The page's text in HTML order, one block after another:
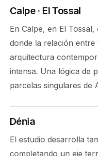
Calpe · El Tossal
En Calpe, en El
donde la relación
arquitectura
intensa. Una lógica de
parcelas singulares de
Dénia
El estudio desarrolla
completando un eje